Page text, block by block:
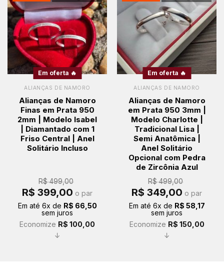
Em oferta 🔥
ALIANÇAS DE NAMORO
Alianças de Namoro
Finas em Prata 950
2mm | Modelo Isabel
| Diamantado com 1
Friso Central | Anel
Solitário Incluso
R$499,00
O
preço
era:
R$ 499,00.
R$ 399,00 preço
é:
o par
Em até 6x de R$ 66,50
sem juros
Economize R$ 100,00
↓
Em oferta 🔥
ALIANÇAS DE NAMORO
Alianças de Namoro
em Prata 950 3mm |
Modelo Charlotte |
Tradicional Lisa |
Semi Anatômica |
Anel Solitário
Opcional com Pedra
de Zircônia Azul
R$499,00
O
preço
era:
R$ 499,00.
R$ 349,00 preço
é:
o par
Em até 6x de R$ 58,17
sem juros
Economize R$ 150,00
↓